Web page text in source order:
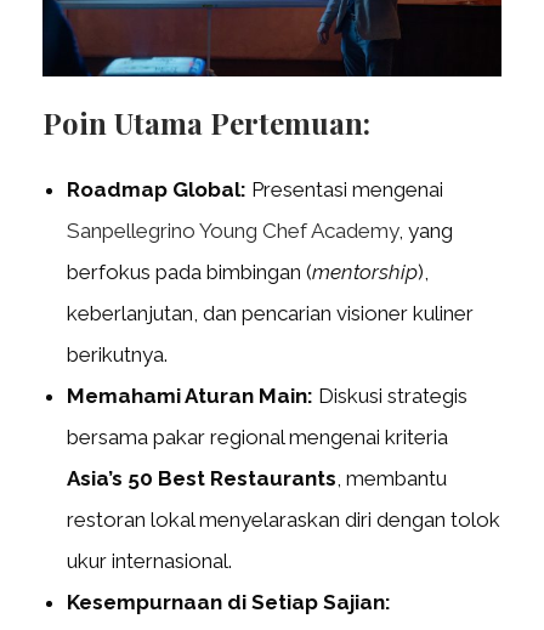
Poin Utama Pertemuan:
Roadmap Global: Presentasi mengenai
Sanpellegrino Young Chef Academy, yang
berfokus pada bimbingan (mentorship),
keberlanjutan, dan pencarian visioner kuliner
berikutnya.
Memahami Aturan Main: Diskusi strategis
bersama pakar regional mengenai kriteria
Asia’s 50 Best Restaurants, membantu
restoran lokal menyelaraskan diri dengan tolok
ukur internasional.
Kesempurnaan di Setiap Sajian: